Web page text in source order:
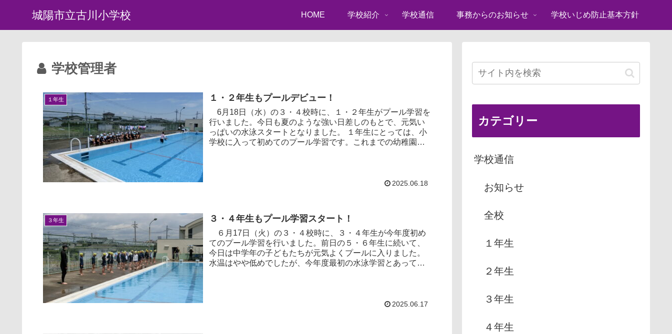
城陽市立古川小学校 HOME 学校紹介 学校通信 事務からのお知らせ 学校いじめ防止基本方針
学校管理者
１年生 １・２年生もプールデビュー！
6月18日（水）の３・４校時に、１・２年生がプール学習を
行いました。今日も夏のような強い日差しのもとで、元気い
っぱいの水泳スタートとなりました。 １年生にとっては、小
学校に入って初めてのプール学習です。これまでの幼稚園や
2025.06.18
３年生 ３・４年生もプール学習スタート！
６月17日（火）の３・４校時に、３・４年生が今年度初め
てのプール学習を行いました。前日の５・６年生に続いて、
今日は中学年の子どもたちが元気よくプールに入りました。
水温はやや低めでしたが、今年度最初の水泳学習とあって、
2025.06.17
カテゴリー
学校通信
お知らせ
全校
１年生
２年生
３年生
４年生